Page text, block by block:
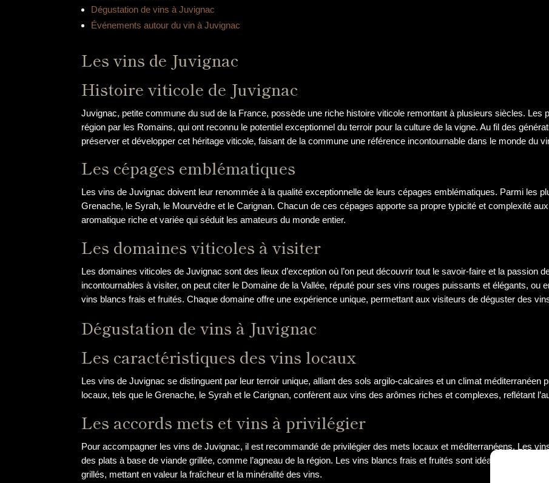
Dégustation de vins à Juvignac
Événements autour du vin à Juvignac
Les vins de Juvignac
Histoire viticole de Juvignac
Juvignac, petite commune du sud de la France, possède une riche histoire viticole remontant à plusieurs siècles. Les
région par les Romains, qui ont reconnu le potentiel exceptionnel du terroir pour la culture de la vigne. Au fil des
préserver et développer cet héritage viticole, faisant de la commune une référence incontournable dans le monde du
Les cépages emblématiques
Les vins de Juvignac doivent leur renommée à la qualité exceptionnelle de leurs cépages emblématiques. Parmi les
Grenache, le Syrah, le Mourvèdre et le Carignan. Chacun de ces cépages apporte sa propre typicité et complexité
aromatique riche et variée qui séduit les amateurs du monde entier.
Les domaines viticoles à visiter
Les domaines viticoles de Juvignac sont des lieux d’exception où l’on peut découvrir tout le savoir-faire et la passion
incontournables à visiter, on peut citer le Domaine de la Vallée, réputé pour ses vins rouges puissants et élégants, ou
vins blancs frais et fruités. Chaque domaine offre une expérience unique, permettant aux visiteurs de déguster des
Dégustation de vins à Juvignac
Les caractéristiques des vins locaux
Les vins de Juvignac se distinguent par leur terroir unique, alliant des sols argilo-calcaires et un climat méditerranéen
locaux, tels que le Grenache, le Syrah et le Carignan, confèrent aux vins des arômes riches et complexes, reflétant
Les accords mets et vins à privilégier
Pour accompagner les vins de Juvignac, il est recommandé de privilégier des mets locaux et méditerranéens. Les
des plats à base de viande grillée, comme l’agneau de la région. Les vins blancs frais et fruités sont idéaux en
grillés, mettant en valeur la fraîcheur et la minéralité des vins.